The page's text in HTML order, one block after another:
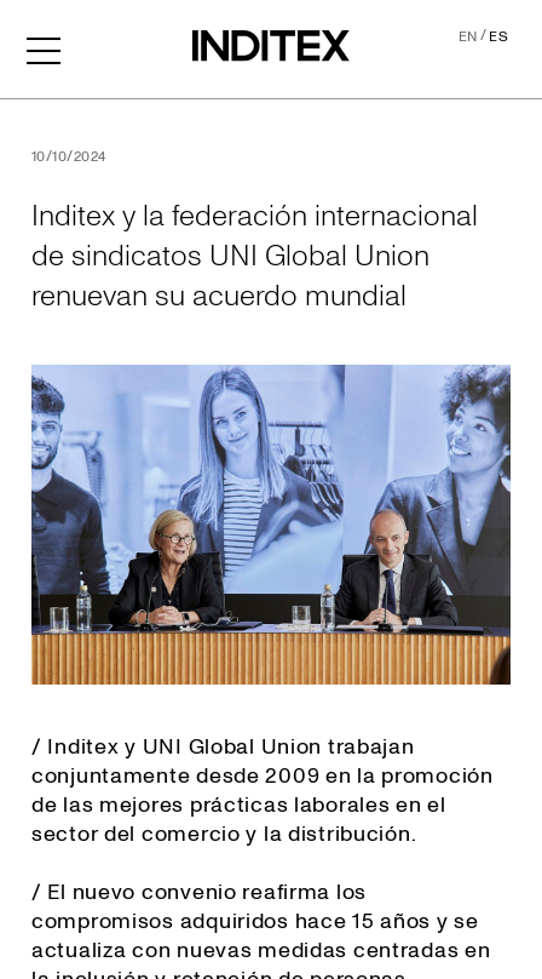
EN/ES
10/10/2024
Inditex y la federación internacional
de sindicatos UNI Global Union
renuevan su acuerdo mundial
/ Inditex y UNI Global Union trabajan
conjuntamente desde 2009 en la promoción
de las mejores prácticas laborales en el
sector del comercio y la distribución.
/ El nuevo convenio reafirma los
compromisos adquiridos hace 15 años y se
actualiza con nuevas medidas centradas en